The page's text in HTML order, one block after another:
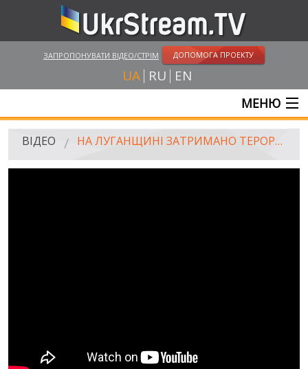
ЗАПРОПОНУВАТИ ВІДЕО/СТРІМ ДОПОМОГА ПРОЕКТУ
UA RU EN
МЕНЮ
ГОЛОВНА
ПУБЛІЧНІ ЛЮДИ
ВІДЕО НА ЛУГАНЩИНІ ЗАТРИМАНО ТЕРОРИСТІВ ПРО СПРОБІ ПРОДАЖУ ЛІКІВ З РОСІЙСЬКОГО "ГУМКОНВОЮ"